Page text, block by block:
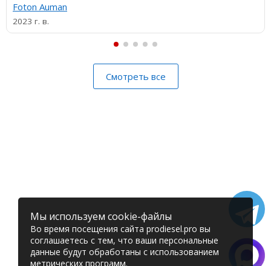
Foton Auman
2023 г. в.
Смотреть все
Мы используем cookie-файлы
Во время посещения сайта prodiesel.pro вы
соглашаетесь с тем, что ваши персональные
данные будут обработаны с использованием
метрических программ.